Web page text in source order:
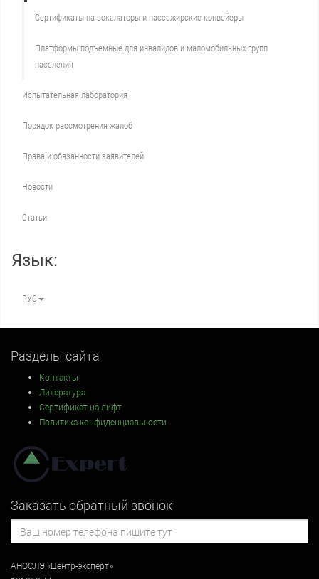
Сертификаты на эскалаторы и пассажирские конвейеры
Платформы подъемные для инвалидов и маломобильных групп
населения
Испытательная лаборатория
Порядок рассмотрения жалоб
Права и обязанности заявителей
Новости
Статьи
Язык:
РУС
Разделы сайта
Контакты
Литература
Сертификат на лифт
Политика конфиденциальности
Заказать обратный звонок
АНОСЛЭ «Центр-эксперт»